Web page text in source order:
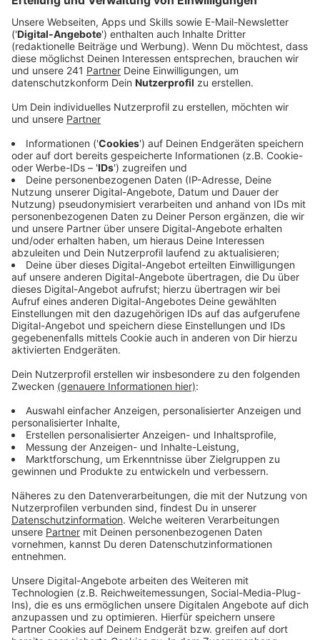
Anzeige
Besonderes Engagement ausgezeichnet
Anzeige
Beide haben nicht nur durch gute Noten, sondern auch
durch ihr soziales Engagement überzeugt. Jede von
ihnen bekommt ein Preisgeld von 500 Euro. Beide
Schülerinnen stehen für unterschiedliche Lebenswege:
Während die eine ihren schulischen Weg konsequent
Richtung Abitur fortsetzt, hat die andere mit viel
Einsatz und Willenskraft Herausforderungen
gemeistert und sich dabei auch sozial engagiert. Der
Kiwanis Club sagt mit der Auszeichnung: Auch an
Hauptschulen sind starke Bildungswege möglich – und
Ziele zu erreichen.
Anzeige
Mehr Nachrichten aus Leverkusen
Hitze sorgt für mehr Autopannen in Leverkusen
Leverkusen kämpft um das Hallenbad Bergisch
Neukirchen
Leverkusener Rheinbrücke: Streit um Bauvertrag geht
weiter